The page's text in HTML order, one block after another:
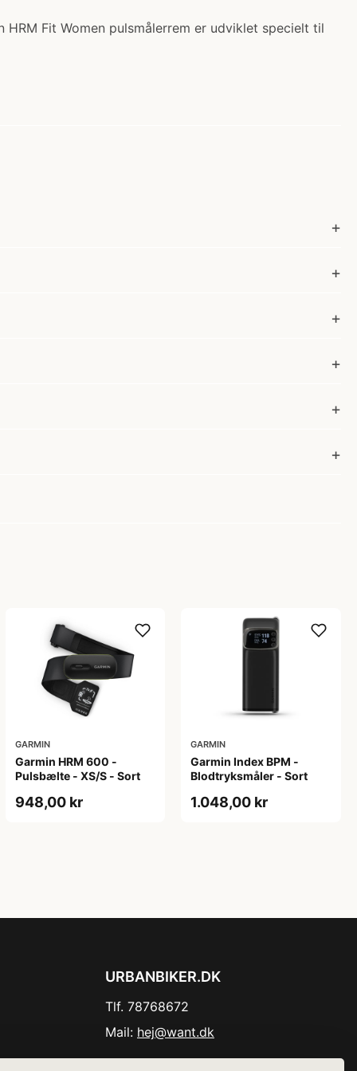
HRM Fit Women pulsmålerrem er udviklet specielt til
GARMIN
Garmin HRM 600 -
Pulsbælte - XS/S - Sort
948,00 kr
GARMIN
Garmin Index BPM -
Blodtryksmåler - Sort
1.048,00 kr
URBANBIKER.DK
Tlf. 78768672
Mail: hej@want.dk